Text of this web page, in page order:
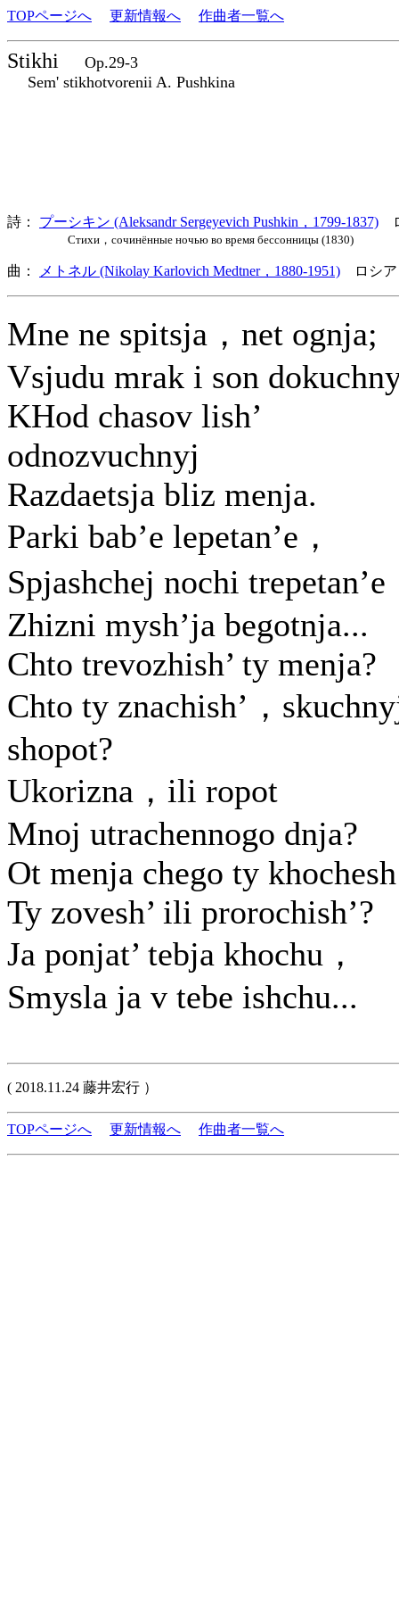
TOPページへ 更新情報へ 作曲者一覧へ
Stikhi
Op.29-3
Sem' stikhotvorenii A. Pushkina
詩： プーシキン (Aleksandr Sergeyevich Pushkin，1799-1837)
Стихи，сочинённые ночью во время бессонницы (1830)
曲： メトネル (Nikolay Karlovich Medtner，1880-1951) ロシ
Mne ne spitsja，net ognja;
Vsjudu mrak i son
KHod chasov lish’
odnozvuchnyj
Razdaetsja bliz menja.
Parki bab’e lepetan’e，
Spjashchej nochi trepetan’e
Zhizni mysh’ja begotnja...
Chto trevozhish’ ty menja?
Chto ty znachish’，
shopot?
Ukorizna，ili ropot
Mnoj utrachennogo dnja?
Ot menja chego ty
Ty zovesh’ ili prorochish’?
Ja ponjat’ tebja khochu，
Smysla ja v tebe ishchu...
( 2018.11.24 藤井宏行 ）
TOPページへ 更新情報へ 作曲者一覧へ